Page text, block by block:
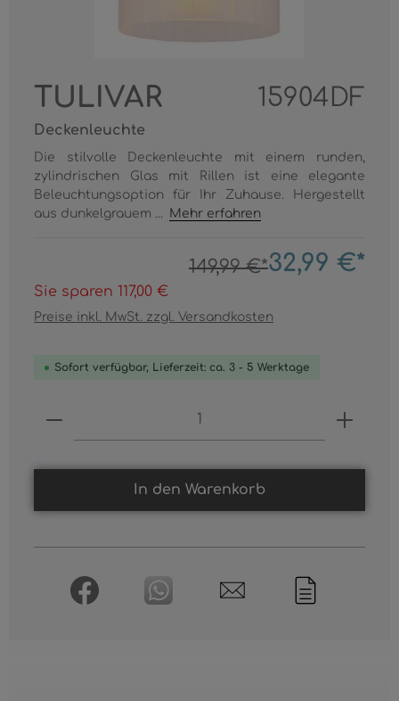
TULIVAR 15904DF
Deckenleuchte
Die stilvolle Deckenleuchte mit einem runden,
zylindrischen Glas mit Rillen ist eine elegante
Beleuchtungsoption für Ihr Zuhause. Hergestellt
aus dunkelgrauem ...
Mehr erfahren
149,99 €*32,99 €*
Sie sparen 117,00 €
Preise inkl. MwSt. zzgl. Versandkosten
Sofort verfügbar, Lieferzeit: ca. 3 - 5 Werktage
Produkt Anzahl: Gib den
In den Warenkorb